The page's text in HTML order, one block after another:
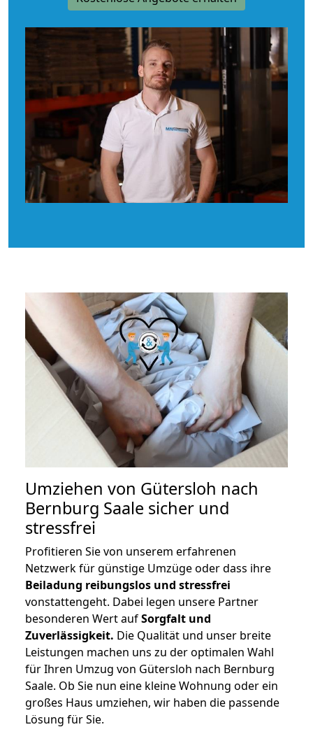
Umziehen von Gütersloh nach
Bernburg Saale sicher und
stressfrei
Profitieren Sie von unserem erfahrenen
Netzwerk für günstige Umzüge oder dass ihre
Beiladung reibungslos und stressfrei
vonstattengeht. Dabei legen unsere Partner
besonderen Wert aufSorgfalt und
Zuverlässigkeit. Die Qualität und unser breite
Leistungen machen uns zu der optimalen Wahl
für Ihren Umzug von Gütersloh nach Bernburg
Saale. Ob Sie nun eine kleine Wohnung oder ein
großes Haus umziehen, wir haben die passende
Lösung für Sie.